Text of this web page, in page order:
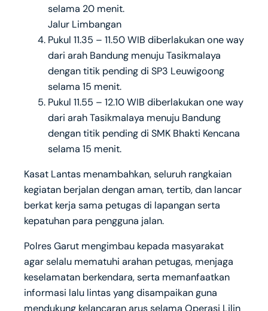
selama 20 menit.
Jalur Limbangan
Pukul 11.35 – 11.50 WIB diberlakukan one way
dari arah Bandung menuju Tasikmalaya
dengan titik pending di SP3 Leuwigoong
selama 15 menit.
Pukul 11.55 – 12.10 WIB diberlakukan one way
dari arah Tasikmalaya menuju Bandung
dengan titik pending di SMK Bhakti Kencana
selama 15 menit.
Kasat Lantas menambahkan, seluruh rangkaian
kegiatan berjalan dengan aman, tertib, dan lancar
berkat kerja sama petugas di lapangan serta
kepatuhan para pengguna jalan.
Polres Garut mengimbau kepada masyarakat
agar selalu mematuhi arahan petugas, menjaga
keselamatan berkendara, serta memanfaatkan
informasi lalu lintas yang disampaikan guna
mendukung kelancaran arus selama Operasi Lilin